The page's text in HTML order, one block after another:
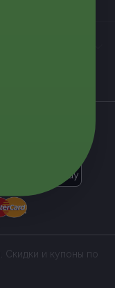
Google Play
Скидки и купоны по